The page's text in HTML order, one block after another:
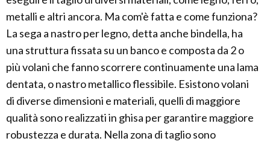
metalli e altri ancora. Ma com'è fatta e come funziona?
La sega a nastro per legno, detta anche bindella, ha
una struttura fissata su un banco e composta da 2 o
più volani che fanno scorrere continuamente una lama
dentata, o nastro metallico flessibile. Esistono volani
di diverse dimensioni e materiali, quelli di maggiore
qualità sono realizzati in ghisa per garantire maggiore
robustezza e durata. Nella zona di taglio sono